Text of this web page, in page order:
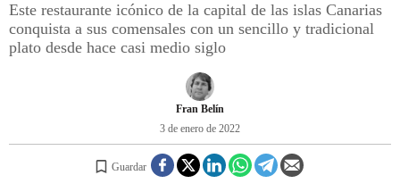
DÓNDE COMER
ÍDOLOS DE MESAS
MENÚ DEL DÍA
Este restaurante icónico de la capital de las islas Canarias
conquista a sus comensales con un sencillo y tradicional
plato desde hace casi medio siglo
Fran Belín
3 de enero de 2022
Guardar